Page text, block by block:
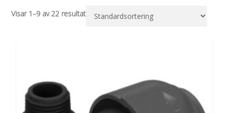
Visar 1–9 av 22 resultat